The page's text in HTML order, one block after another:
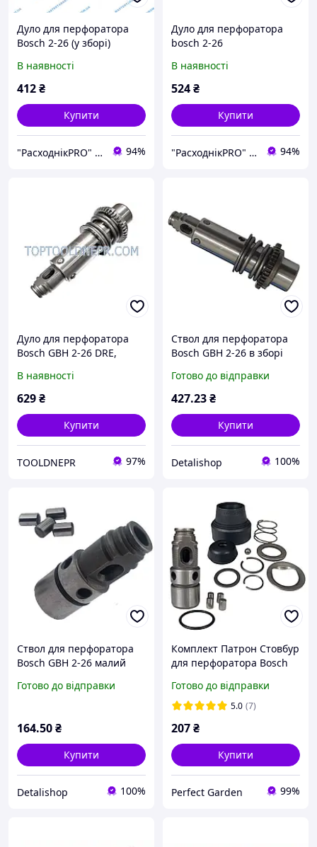
Дуло для перфоратора
Bosch 2-26 (у зборі)
В наявності
412₴
Купити
"РасходнікPRO" магазин запчастин 94%
Дуло для перфоратора
bosch 2-26
В наявності
524₴
Купити
"РасходнікPRO" магазин запчастин 94%
Дуло для перфоратора
Bosch GBH 2-26 DRE,
В наявності
629₴
Купити
TOOLDNEPR 97%
Ствол для перфоратора
Bosch GBH 2-26 в зборі
Готово до відправки
427.23₴
Купити
Detalishop 100%
Ствол для перфоратора
Bosch GBH 2-26 малий
Готово до відправки
164.50₴
Купити
Detalishop 100%
Комплект Патрон Стовбур
для перфоратора Bosch
Готово до відправки
5.0 (7)
207₴
Купити
Perfect Garden 99%